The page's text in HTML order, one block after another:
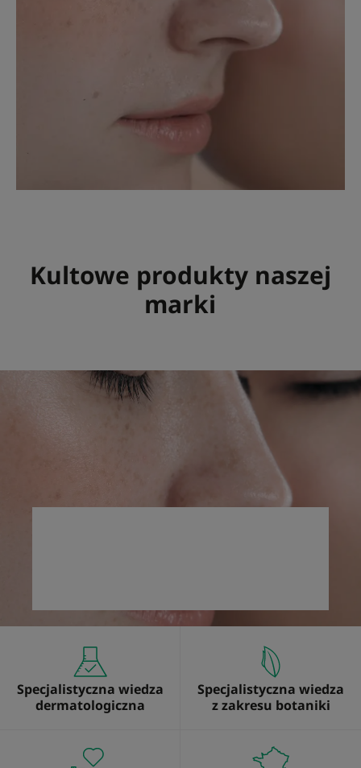
Kultowe produkty naszej
marki
Specjalistyczna wiedza
dermatologiczna
Specjalistyczna wiedza
z zakresu botaniki